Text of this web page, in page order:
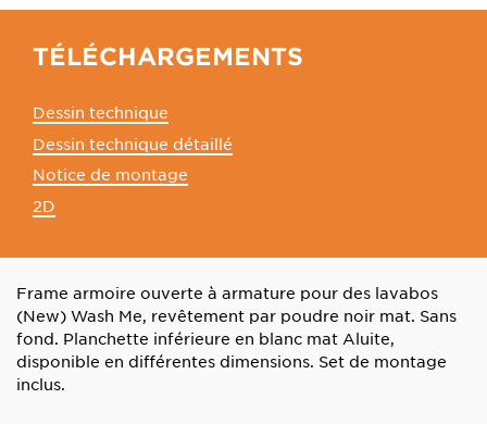
TÉLÉCHARGEMENTS
Dessin technique
Dessin technique détaillé
Notice de montage
2D
Frame armoire ouverte à armature pour des lavabos
(New) Wash Me, revêtement par poudre noir mat. Sans
fond. Planchette inférieure en blanc mat Aluite,
disponible en différentes dimensions. Set de montage
inclus.